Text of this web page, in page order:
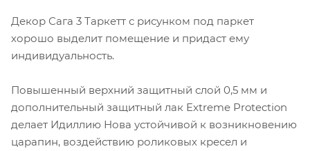
Декор Сага 3 Таркетт с рисунком под паркет
хорошо выделит помещение и придаст ему
индивидуальность.
Повышенный верхний защитный слой 0,5 мм и
дополнительный защитный лак Extreme Protection
делает Идиллию Нова устойчивой к возникновению
царапин, воздействию роликовых кресел и